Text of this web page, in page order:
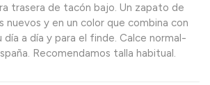
trasera de tacón bajo. Un zapato de
nuevos y en un color que combina con
a día y para el finde. Calce normal-
Recomendamos talla habitual.